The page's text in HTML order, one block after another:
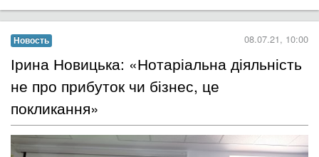
Новость 08.07.21, 10:00
​Ірина Новицька: «Нотаріальна діяльність
не про прибуток чи бізнес, це
покликання»